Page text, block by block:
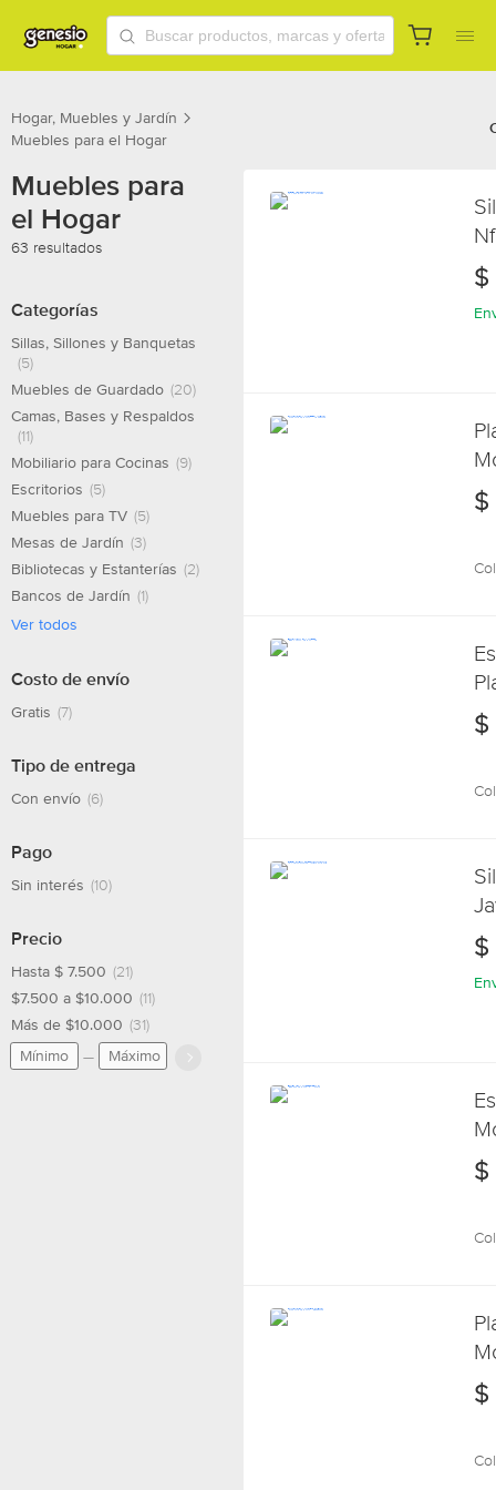
Hogar, Muebles y Jardín
Muebles para el Hogar
Muebles para
el Hogar
63 resultados
Categorías
Sillas, Sillones y Banquetas
(5)
Muebles de Guardado (20)
Camas, Bases y Respaldos
(11)
Mobiliario para Cocinas (9)
Escritorios (5)
Muebles para TV (5)
Mesas de Jardín (3)
Bibliotecas y Estanterías (2)
Bancos de Jardín (1)
Ver todos
Costo de envío
Gratis (7)
Tipo de entrega
Con envío (6)
Pago
Sin interés (10)
Precio
Hasta $ 7.500 (21)
$7.500 a $10.000 (11)
Más de $10.000 (31)
$
$
$
$
$
$